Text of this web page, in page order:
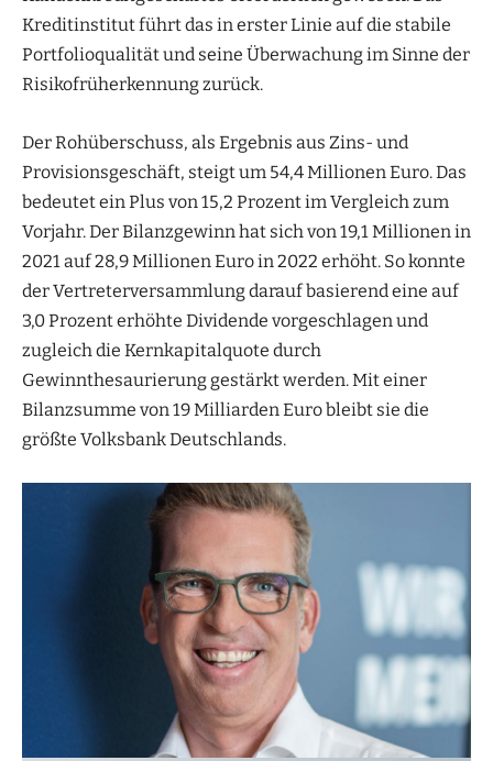
Kreditinstitut führt das in erster Linie auf die stabile
Portfolioqualität und seine Überwachung im Sinne der
Risikofrüherkennung zurück.
Der Rohüberschuss, als Ergebnis aus Zins- und
Provisionsgeschäft, steigt um 54,4 Millionen Euro. Das
bedeutet ein Plus von 15,2 Prozent im Vergleich zum
Vorjahr. Der Bilanzgewinn hat sich von 19,1 Millionen in
2021 auf 28,9 Millionen Euro in 2022 erhöht. So konnte
der Vertreterversammlung darauf basierend eine auf
3,0 Prozent erhöhte Dividende vorgeschlagen und
zugleich die Kernkapitalquote durch
Gewinnthesaurierung gestärkt werden. Mit einer
Bilanzsumme von 19 Milliarden Euro bleibt sie die
größte Volksbank Deutschlands.